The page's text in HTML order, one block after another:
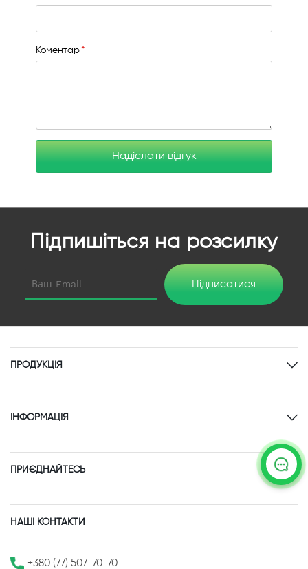
Коментар
Надіслати відгук
Підпишіться на розсилку
Підписатися
ПРОДУКЦІЯ
ІНФОРМАЦІЯ
ПРИЄДНАЙТЕСЬ
НАШІ КОНТАКТИ
+380 (77) 507-70-70